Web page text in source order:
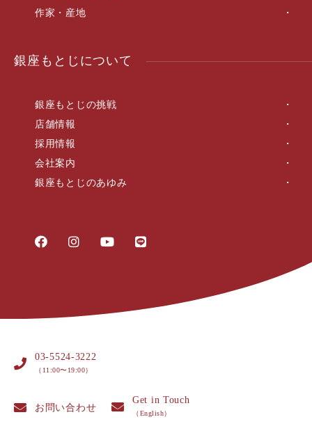
作家・産地
銀座もとじについて
銀座もとじの挑戦
店舗情報
採用情報
会社案内
銀座もとじのあゆみ
03-5524-3222
（11:00〜19:00）
お問い合わせ
Get in Touch
（English）